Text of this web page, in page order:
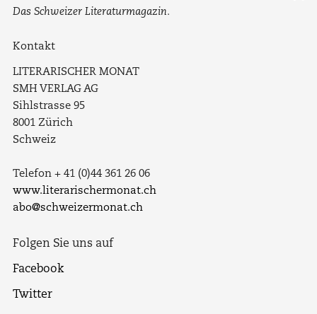
Das Schweizer Literaturmagazin.
Kontakt
LITERARISCHER MONAT
SMH VERLAG AG
Sihlstrasse 95
8001 Zürich
Schweiz
Telefon + 41 (0)44 361 26 06
www.literarischermonat.ch
abo@schweizermonat.ch
Folgen Sie uns auf
Facebook
Twitter